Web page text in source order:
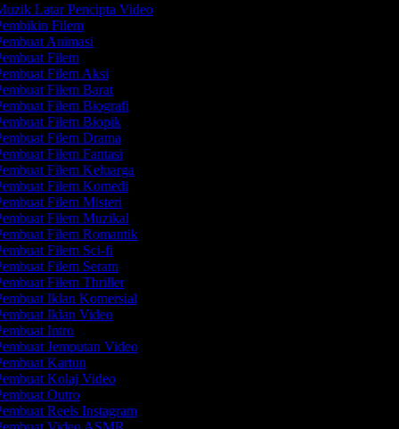
Latar Pencipta Video
Filem
Animasi
Filem
Filem Aksi
Filem Barat
Filem Biografi
Filem Biopik
Filem Drama
Filem Fantasi
Filem Keluarga
Filem Komedi
Filem Misteri
Filem Muzikal
Filem Romantik
Filem Sci-fi
Filem Seram
Filem Thriller
Iklan Komersial
Iklan Video
Intro
Jemputan Video
Kartun
Kolaj Video
Outro
Reels Instagram